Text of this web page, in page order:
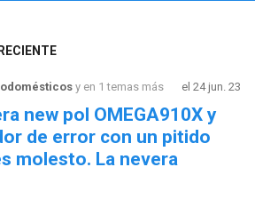
y en 1 temas más el 24 jun. 23
new pol OMEGA910X y
de error con un pitido
molesto. La nevera